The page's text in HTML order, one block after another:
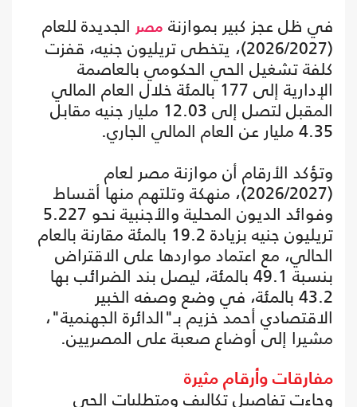
في ظل عجز كبير بموازنة مصر الجديدة للعام
(2026/2027)، يتخطى تريليون جنيه، قفزت
كلفة تشغيل الحي الحكومي بالعاصمة
الإدارية إلى 177 بالمئة خلال العام المالي
المقبل لتصل إلى 12.03 مليار جنيه مقابل
4.35 مليار عن العام المالي الجاري.
وتؤكد الأرقام أن موازنة مصر لعام
(2026/2027)، منهكة وتلتهم منها أقساط
وفوائد الديون المحلية والأجنبية نحو 5.227
تريليون جنيه بزيادة 19.2 بالمئة مقارنة بالعام
الحالي، مع اعتماد مواردها على الاقتراض
بنسبة 49.1 بالمئة، ليصل بند الضرائب بها
43.2 بالمئة، في وضع وصفه الخبير
الاقتصادي أحمد خزيم بـ"الدائرة الجهنمية"،
مشيرا إلى أوضاع صعبة على المصريين.
مفارقات وأرقام مثيرة
وجاءت تفاصيل تكاليف ومتطلبات الحي